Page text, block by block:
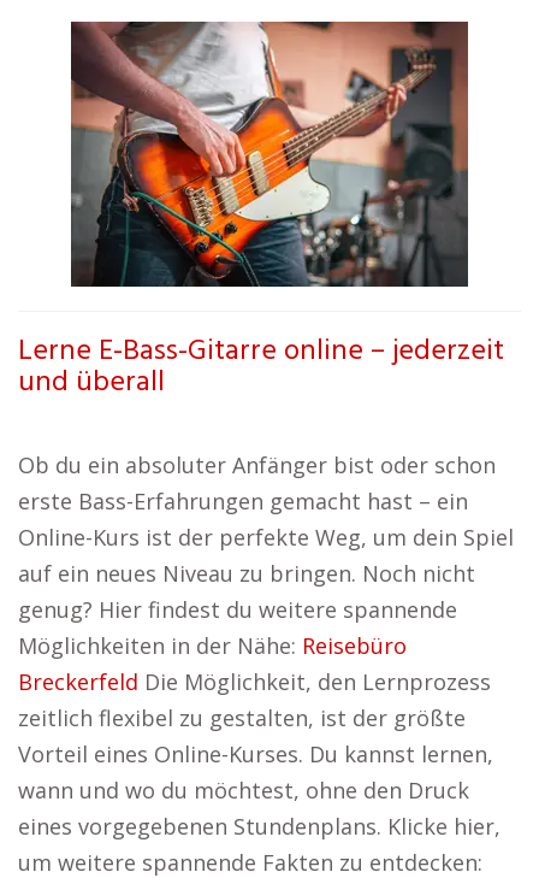
Lerne E-Bass-Gitarre online – jederzeit
und überall
Ob du ein absoluter Anfänger bist oder schon
erste Bass-Erfahrungen gemacht hast – ein
Online-Kurs ist der perfekte Weg, um dein Spiel
auf ein neues Niveau zu bringen. Noch nicht
genug? Hier findest du weitere spannende
Möglichkeiten in der Nähe: Reisebüro
Breckerfeld Die Möglichkeit, den Lernprozess
zeitlich flexibel zu gestalten, ist der größte
Vorteil eines Online-Kurses. Du kannst lernen,
wann und wo du möchtest, ohne den Druck
eines vorgegebenen Stundenplans. Klicke hier,
um weitere spannende Fakten zu entdecken: